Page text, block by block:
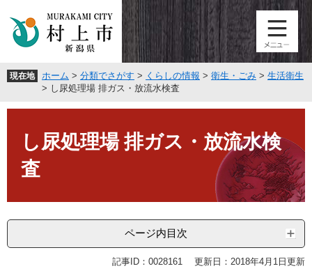
頭
す
飛
し
現在地 ホーム > 分類でさがす > くらしの情報 > 衛生・ごみ > 生活衛生
> し尿処理場 排ガス・放流水検査
し尿処理場 排ガス・放流水検
査
ページ内目次
記事ID：0028161 更新日：2018年4月1日更新